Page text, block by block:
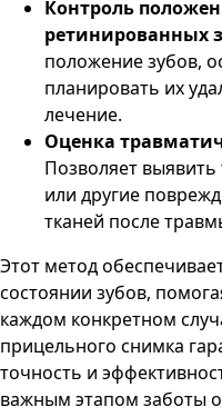
Контроль
ретинированных
положение зубов,
планировать их
лечение.
Оценка
Позволяет
или другие
тканей после
Этот метод
состоянии зубов,
каждом конкретном
прицельного снимка
точность и
важным этапом заботы